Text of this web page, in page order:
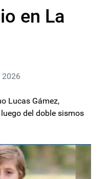
en La
2026
Lucas Gámez,
del doble sismos